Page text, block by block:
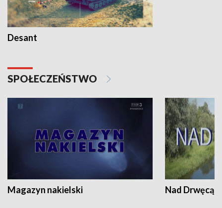
Desant
SPOŁECZEŃSTWO
Magazyn nakielski Nad Drwęcą